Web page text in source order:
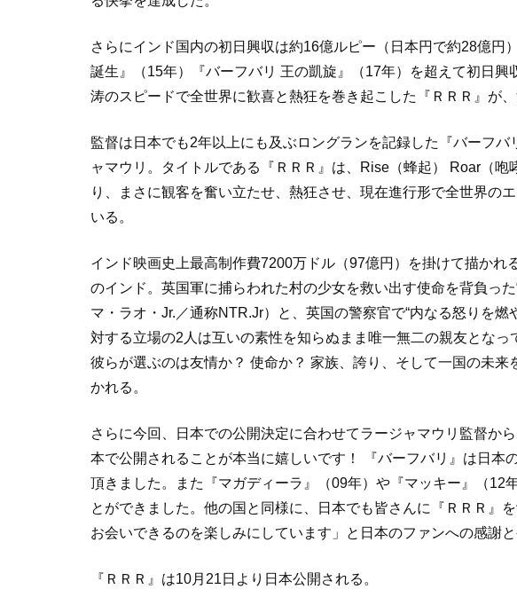
さらにインド国内の初日興収は約16億ルピー（日本円で約28億円
誕生』（15年）『バーフバリ 王の凱旋』（17年）を超えて初日
涛のスピードで全世界に歓喜と熱狂を巻き起こした『ＲＲＲ』が
監督は日本でも2年以上にも及ぶロングランを記録した『バーフ
ャマウリ。タイトルである『ＲＲＲ』は、Rise（蜂起） Roar（
り、まさに観客を奮い立たせ、熱狂させ、現在進行形で全世界の
いる。
インド映画史上最高制作費7200万ドル（97億円）を掛けて描かれ
のインド。英国軍に捕らわれた村の少女を救い出す使命を背負っ
マ・ラオ・Jr.／通称NTR.Jr）と、英国の警察官で“内なる怒りを
対する立場の2人は互いの素性を知らぬまま唯一無二の親友とな
彼らが選ぶのは友情か？ 使命か？ 家族、誇り、そして一国の未
かれる。
さらに今回、日本での公開決定に合わせてラージャマウリ監督か
本で公開されることが本当に嬉しいです！ 『バーフバリ』は日本
頂きました。また『マガディーラ』（09年）や『マッキー』（12
とができました。他の国と同様に、日本でも皆さんに『ＲＲＲ』
お会いできるのを楽しみにしています」と日本のファンへの感謝
『ＲＲＲ』は10月21日より日本公開される。